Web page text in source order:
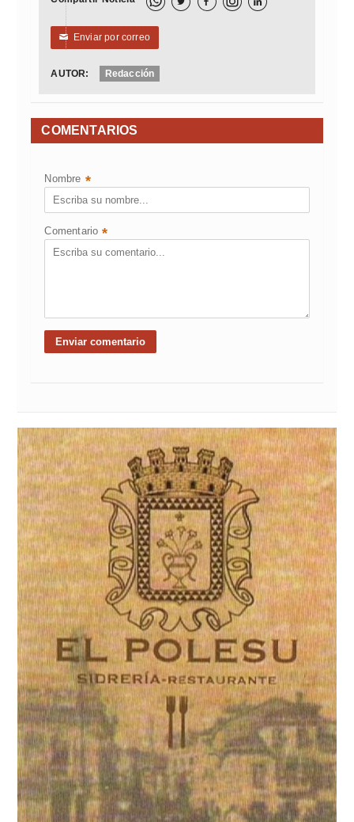
  
✉ Enviar por correo
AUTOR: Redacción
COMENTARIOS
Nombre *
Comentario *